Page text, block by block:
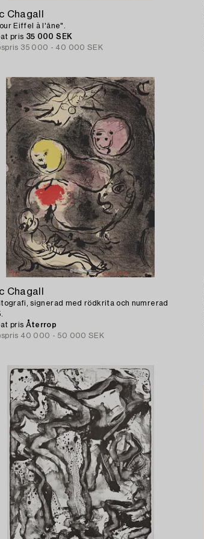
Chagall
Eiffel à l'âne".
pris 35 000 SEK
35 000 - 40 000 SEK
Chagall
signerad med rödkrita och numrerad
pris Återrop
40 000 - 50 000 SEK